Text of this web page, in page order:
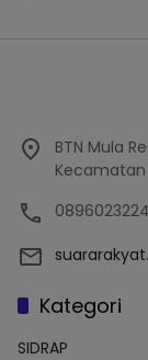
BTN Mula
Kecamatan
Kategori
SIDRAP